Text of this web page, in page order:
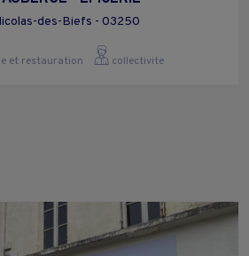
des-Biefs - 03250
et restauration collectivite